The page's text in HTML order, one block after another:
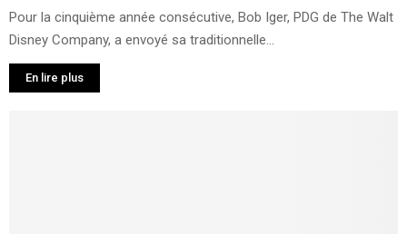
Pour la cinquième année consécutive, Bob Iger, PDG de The Walt
Disney Company, a envoyé sa traditionnelle...
En lire plus